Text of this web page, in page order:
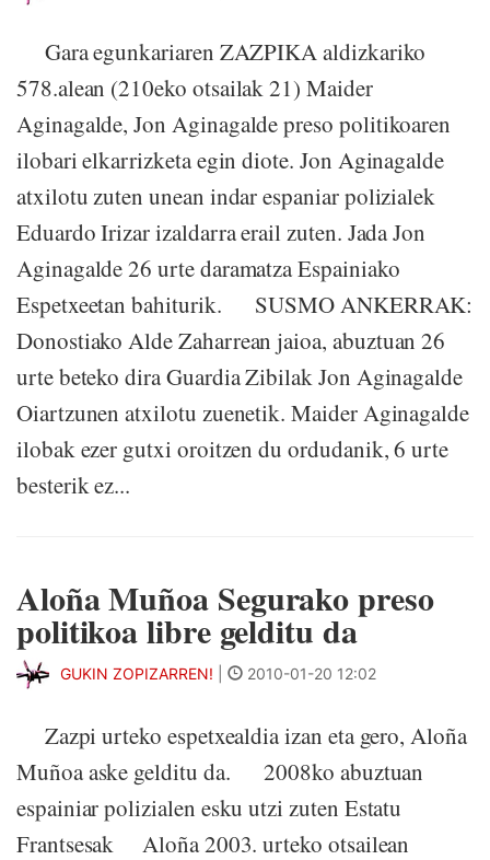
Gara egunkariaren ZAZPIKA aldizkariko
578.alean (210eko otsailak 21) Maider
Aginagalde, Jon Aginagalde preso politikoaren
ilobari elkarrizketa egin diote. Jon Aginagalde
atxilotu zuten unean indar espaniar polizialek
Eduardo Irizar izaldarra erail zuten. Jada Jon
Aginagalde 26 urte daramatza Espainiako
Espetxeetan bahiturik. SUSMO ANKERRAK:
Donostiako Alde Zaharrean jaioa, abuztuan 26
urte beteko dira Guardia Zibilak Jon Aginagalde
Oiartzunen atxilotu zuenetik. Maider Aginagalde
ilobak ezer gutxi oroitzen du ordudanik, 6 urte
besterik ez...
Aloña Muñoa Segurako preso
politikoa libre gelditu da
GUKIN ZOPIZARREN! 2010-01-20 12:02
Zazpi urteko espetxealdia izan eta gero, Aloña
Muñoa aske gelditu da. 2008ko abuztuan
espainiar polizialen esku utzi zuten Estatu
Frantsesak Aloña 2003. urteko otsailean